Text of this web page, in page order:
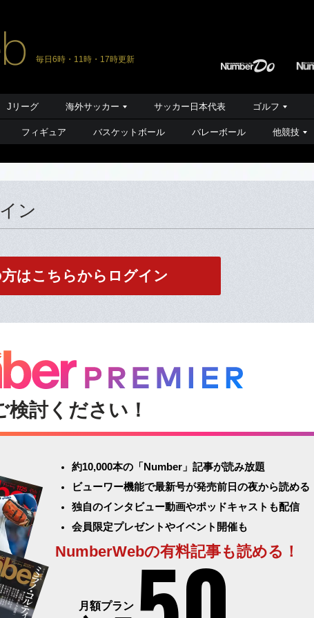
毎日6時・11時・17時更新
Jリーグ 海外サッカー サッカー日本代表 ゴルフ
フィギュア バスケットボール バレーボール 他競技
ン
はこちらからログイン
検討ください！
約10,000本の「Number」記事が読み放題
ビューワー機能で最新号が発売前日の夜から読める
独自のインタビュー動画やポッドキャストも配信
会員限定プレゼントやイベント開催も
NumberWebの有料記事も読める！
月額プラン